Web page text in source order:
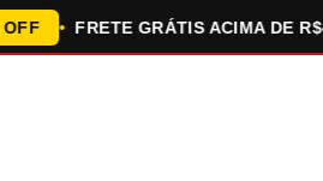
FRETE GRÁTIS ACIMA DE R$400